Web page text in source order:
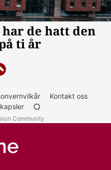
Kontakt oss
Community